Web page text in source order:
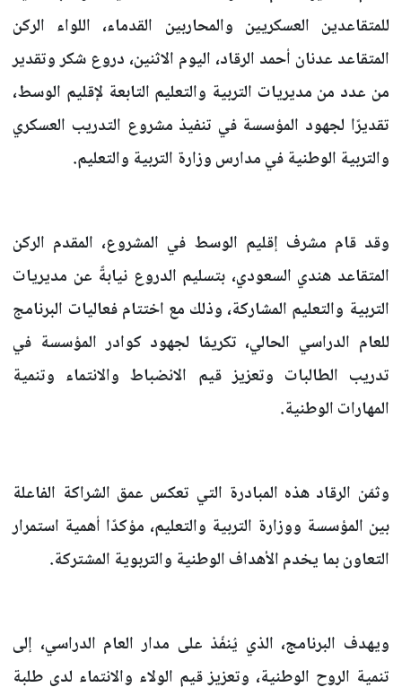
للمتقاعدين العسكريين والمحاربين القدماء، اللواء الركن
المتقاعد عدنان أحمد الرقاد، اليوم الاثنين، دروع شكر وتقدير
من عدد من مديريات التربية والتعليم التابعة لإقليم الوسط،
تقديرًا لجهود المؤسسة في تنفيذ مشروع التدريب العسكري
والتربية الوطنية في مدارس وزارة التربية والتعليم.
وقد قام مشرف إقليم الوسط في المشروع، المقدم الركن
المتقاعد هندي السعودي، بتسليم الدروع نيابةً عن مديريات
التربية والتعليم المشاركة، وذلك مع اختتام فعاليات البرنامج
للعام الدراسي الحالي، تكريمًا لجهود كوادر المؤسسة في
تدريب الطالبات وتعزيز قيم الانضباط والانتماء وتنمية
المهارات الوطنية.
وثمّن الرقاد هذه المبادرة التي تعكس عمق الشراكة الفاعلة
بين المؤسسة ووزارة التربية والتعليم، مؤكدًا أهمية استمرار
التعاون بما يخدم الأهداف الوطنية والتربوية المشتركة.
ويهدف البرنامج، الذي يُنفّذ على مدار العام الدراسي، إلى
تنمية الروح الوطنية، وتعزيز قيم الولاء والانتماء لدى طلبة